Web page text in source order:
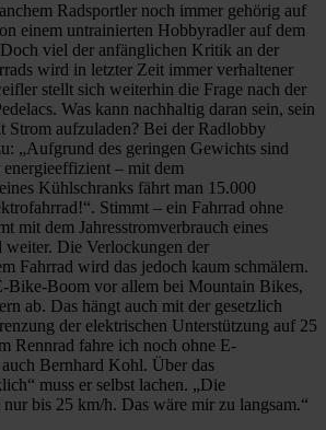
Radsportler noch immer gehörig auf
einem untrainierten Hobbyradler auf dem
viel der anfänglichen Kritik an der
wird in letzter Zeit immer verhaltener
stellt sich weiterhin die Frage nach der
Was kann nachhaltig daran sein, sein
Strom aufzuladen? Bei der Radlobby
„Aufgrund des geringen Gewichts sind
– mit dem
Kühlschranks fährt man 15.000
Stimmt – ein Fahrrad ohne
mit dem Jahresstromverbrauch eines
weiter. Die Verlockungen der
Fahrrad wird das jedoch kaum schmälern.
Bike-Boom vor allem bei Mountain Bikes,
ab. Das hängt auch mit der gesetzlich
der elektrischen Unterstützung auf 25
Rennrad fahre ich noch ohne E-
Bernhard Kohl. Über das
muss er selbst lachen. „Die
nur bis 25 km/h. Das wäre mir zu langsam.“